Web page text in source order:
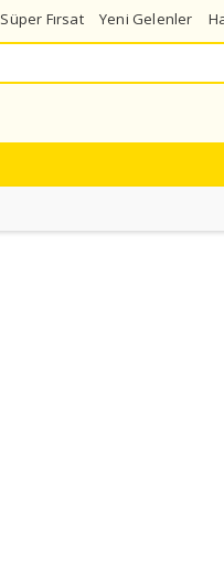
Süper Fırsat Yeni Gelenler